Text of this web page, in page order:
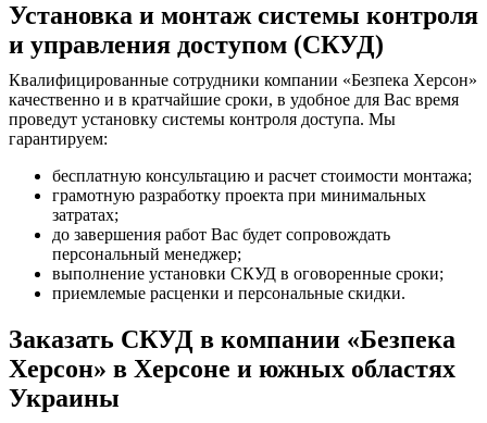
Установка и монтаж системы контроля
и управления доступом (СКУД)
Квалифицированные сотрудники компании «Безпека Херсон»
качественно и в кратчайшие сроки, в удобное для Вас время
проведут установку системы контроля доступа. Мы
гарантируем:
бесплатную консультацию и расчет стоимости монтажа;
грамотную разработку проекта при минимальных
затратах;
до завершения работ Вас будет сопровождать
персональный менеджер;
выполнение установки СКУД в оговоренные сроки;
приемлемые расценки и персональные скидки.
Заказать СКУД в компании «Безпека
Херсон» в Херсоне и южных областях
Украины